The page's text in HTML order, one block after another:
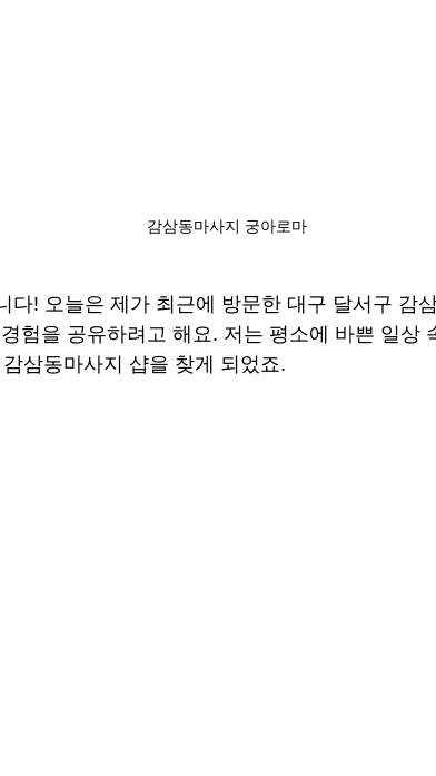
감삼동마사지 궁아로마
다! 오늘은 제가 최근에 방문한 대구 달서구 감
험을 공유하려고 해요. 저는 평소에 바쁜 일상
삼동마사지 샵을 찾게 되었죠.